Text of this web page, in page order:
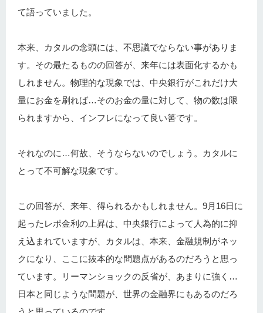
て語っていました。
本来、カタルの念頭には、不思議でならない事がありま
す。その最たるものの回答が、来年には表面化するかも
しれません。物理的な現象では、中央銀行がこれだけ大
量にお金を刷れば…そのお金の量に対して、物の数は限
られますから、インフレになって良い筈です。
それなのに…何故、そうならないのでしょう。カタルに
とって不可解な現象です。
この回答が、来年、得られるかもしれません。9月16日に
起ったレポ金利の上昇は、中央銀行によって人為的に抑
え込まれていますが、カタルは、本来、金融規制がネッ
クになり、ここに抜本的な問題点があるのだろうと思っ
ています。リーマンショックの反省が、あまりに強く…
日本と同じような問題が、世界の金融界にもあるのだろ